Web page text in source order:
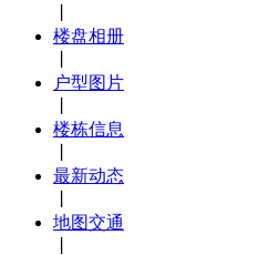
楼盘相册
户型图片
楼栋信息
最新动态
地图交通